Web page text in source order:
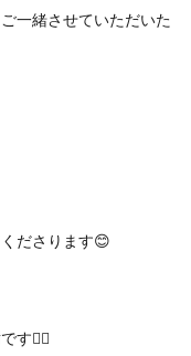
一緒させていただいた
ださります😊
す🙇‍♀️